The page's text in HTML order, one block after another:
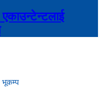
एकाउन्टेन्टलाई
भूकम्प